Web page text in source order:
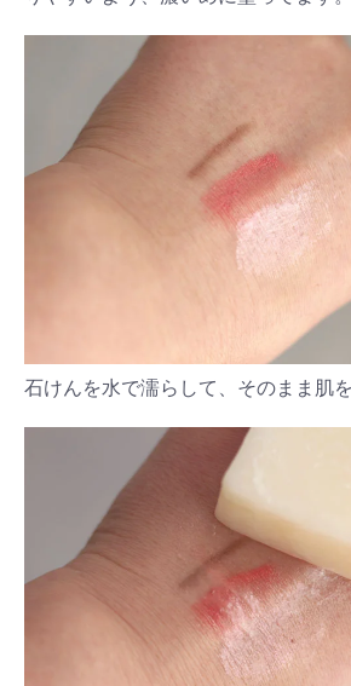
石けんを水で濡らして、そのまま肌
#離乳食